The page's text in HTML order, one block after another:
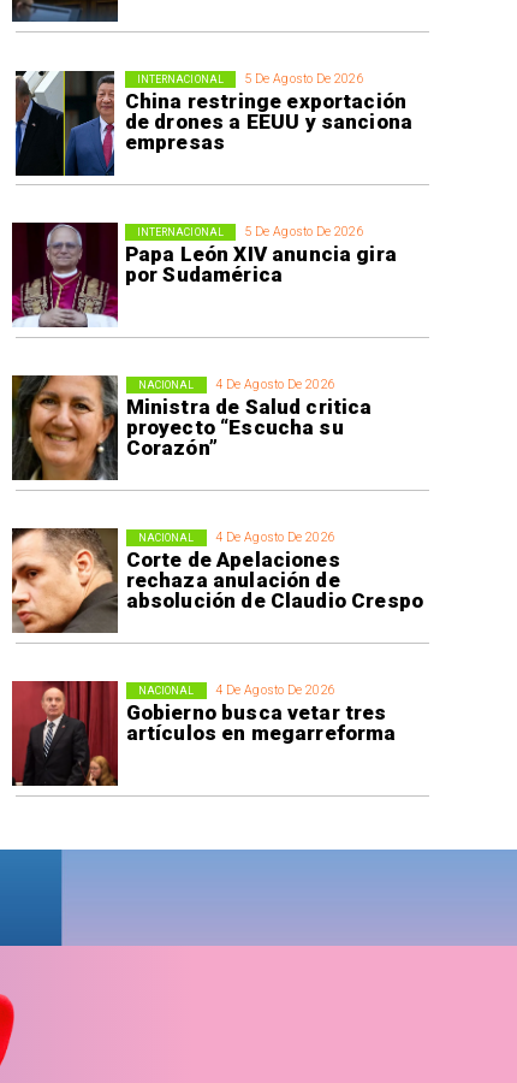
5 De Agosto De 2026
China restringe exportación
de drones a EEUU y sanciona
empresas
INTERNACIONAL
5 De Agosto De 2026
Papa León XIV anuncia gira
por Sudamérica
INTERNACIONAL
4 De Agosto De 2026
Ministra de Salud critica
proyecto “Escucha su
Corazón”
NACIONAL
4 De Agosto De 2026
Corte de Apelaciones
rechaza anulación de
absolución de Claudio Crespo
NACIONAL
4 De Agosto De 2026
Gobierno busca vetar tres
artículos en megarreforma
NACIONAL